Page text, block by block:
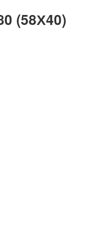
(58Х40)